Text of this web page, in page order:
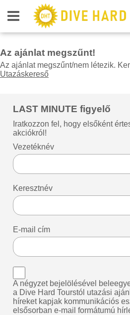
Az ajánlat megszűnt!
Az ajánlat megszűnt/nem létezik.
Utazáskereső
LAST MINUTE figyelő
Iratkozzon fel, hogy elsőként
akciókról!
Vezetéknév
Keresztnév
E-mail cím
A négyzet bejelölésével
a Dive Hard Tourstól utazási
híreket kapjak kommunikációs
elsősorban e-mail formátumú